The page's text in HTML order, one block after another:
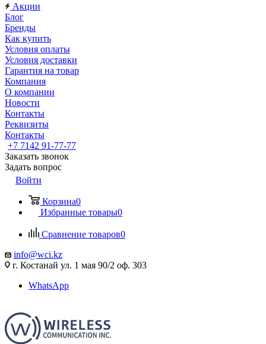
Акции
Блог
Бренды
Как купить
Условия оплаты
Условия доставки
Гарантия на товар
Компания
О компании
Новости
Контакты
Реквизиты
Контакты
+7 7142 91-77-77
Заказать звонок
Задать вопрос
Войти
Корзина0
Избранные товары0
Сравнение товаров0
info@wci.kz
г. Костанай ул. 1 мая 90/2 оф. 303
WhatsApp